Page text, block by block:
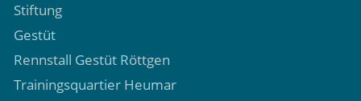
Stiftung
Gestüt
Rennstall Gestüt Röttgen
Trainingsquartier Heumar